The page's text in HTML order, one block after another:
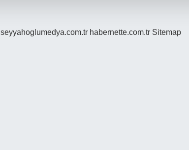
seyyahoglumedya.com.tr habernette.com.tr Sitemap